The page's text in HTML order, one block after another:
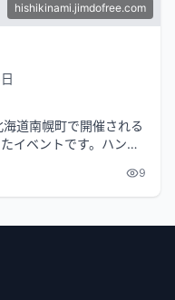
hishikinami.jimdofree.com
道南幌町で開催される
イベントです。ハンド
9